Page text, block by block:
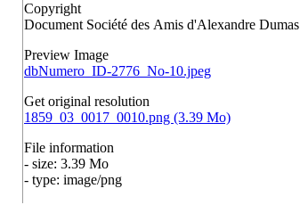
Copyright
Document Société des Amis d'Alexandre Dumas
Preview Image
dbNumero_ID-2776_No-10.jpeg
Get original resolution
1859_03_0017_0010.png (3.39 Mo)
File information
- size: 3.39 Mo
- type: image/png